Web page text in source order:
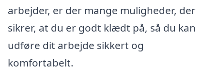
arbejder, er der mange muligheder, der
sikrer, at du er godt klædt på, så du kan
udføre dit arbejde sikkert og
komfortabelt.